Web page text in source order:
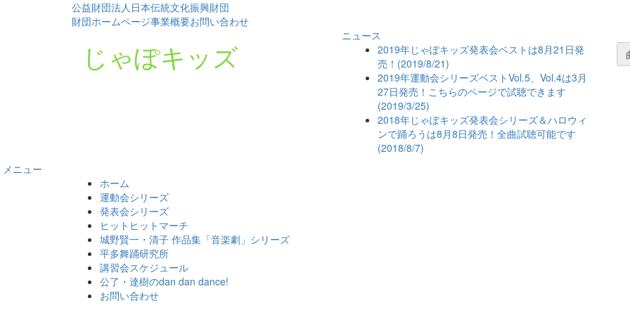
公益財団法人日本伝統文化振興財団
財団ホームページ事業概要お問い合わせ
じゃぽキッズ
ニュース
2019年じゃぽキッズ発表会ベストは8月21日発
売！(2019/8/21)
2019年運動会シリーズベストVol.5、Vol.4は3月
27日発売！こちらのページで試聴できます
(2019/3/25)
2018年じゃぽキッズ発表会シリーズ＆ハロウィ
ンで踊ろうは8月8日発売！全曲試聴可能です
(2018/8/7)
メニュー
ホーム
運動会シリーズ
発表会シリーズ
ヒットヒットマーチ
城野賢一・清子 作品集「音楽劇」シリーズ
平多舞踊研究所
講習会スケジュール
公了・達樹のdan dan dance!
お問い合わせ